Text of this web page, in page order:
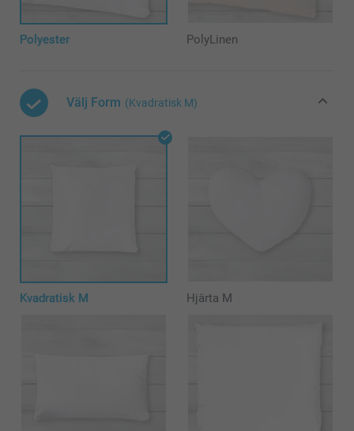
Polyester PolyLinen
Välj Form (Kvadratisk M)
Kvadratisk M Hjärta M